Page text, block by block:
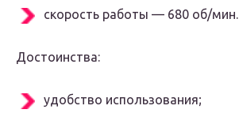
скорость работы — 680 об/мин.
Достоинства:
удобство использования;